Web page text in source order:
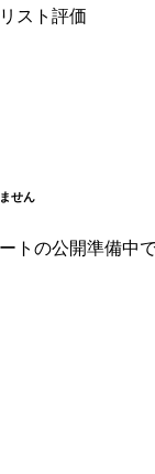
スト評価
せん
トの公開準備中